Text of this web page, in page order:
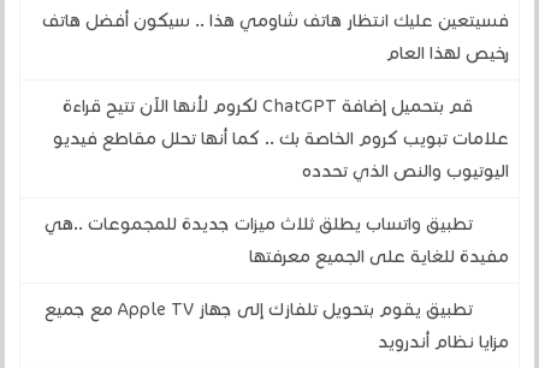
فسيتعين عليك انتظار هاتف شاومي هذا .. سيكون أفضل هاتف
رخيص لهذا العام
قم بتحميل إضافة ChatGPT لكروم لأنها الآن تتيح قراءة
علامات تبويب كروم الخاصة بك .. كما أنها تحلل مقاطع فيديو
اليوتيوب والنص الذي تحدده
تطبيق واتساب يطلق ثلاث ميزات جديدة للمجموعات ..هي
مفيدة للغاية على الجميع معرفتها
تطبيق يقوم بتحويل تلفازك إلى جهاز Apple TV مع جميع
مزايا نظام أندرويد